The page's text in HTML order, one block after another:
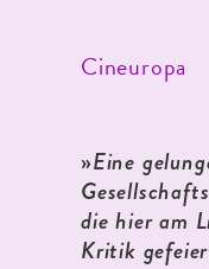
Cineuropa
»Eine
die hier am
Kritik